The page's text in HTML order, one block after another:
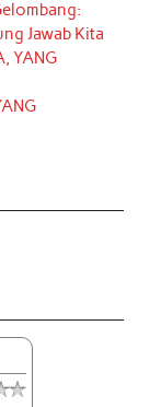
Jawab Kita
YANG